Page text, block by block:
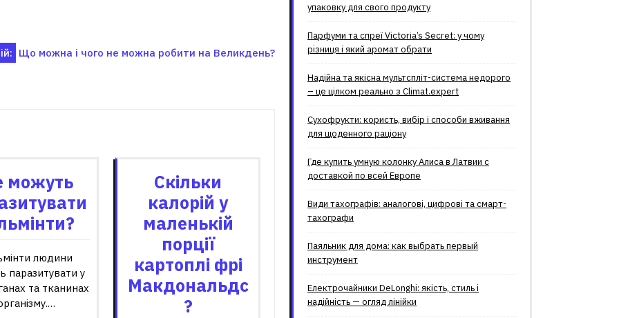
Що можна і чого не можна робити на Великдень?
можуть
людини
паразитувати у
та тканинах
Скільки
калорій у
маленькій
порції
картоплі фрі
Макдональдс
?
упаковку для свого продукту
Парфуми та спреї Victoria’s Secret: у чому
різниця і який аромат обрати
Надійна та якісна мультспліт-система недорого
– це цілком реально з Climat.еxpert
Сухофрукти: користь, вибір і способи вживання
для щоденного раціону
Где купить умную колонку Алиса в Латвии с
доставкой по всей Европе
Види тахографів: аналогові, цифрові та смарт-
тахографи
Паяльник для дома: как выбрать первый
инструмент
Електрочайники DeLonghi: якість, стиль і
надійність — огляд лінійки